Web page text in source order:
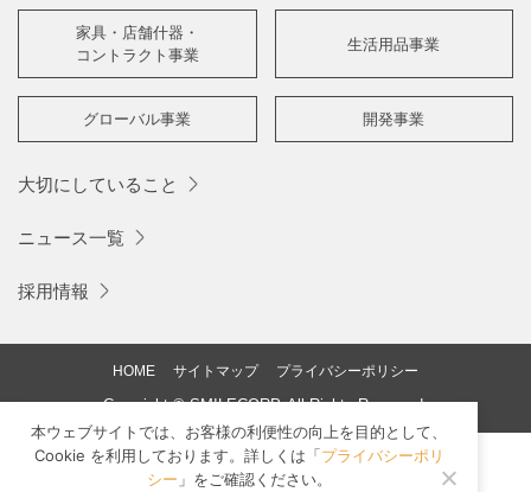
家具・店舗什器・
コントラクト事業
生活用品事業
グローバル事業 開発事業
大切にしていること
ニュース一覧
採用情報
HOME サイトマップ プライバシーポリシー
Copyright © SMILECORP. All Rights Reserved.
本ウェブサイトでは、お客様の利便性の向上を目的として、
Cookie を利用しております。詳しくは「プライバシーポリ
シー 」をご確認ください。